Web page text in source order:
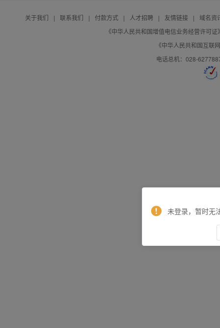
关于我们 | 联系我们 | 付款方式 | 人才招聘 | 友情链接 |
域名资
《中华人民共和国增值电信业务经营许可
《中华人民共和国互联
电话总机：028-
未登录，暂时无